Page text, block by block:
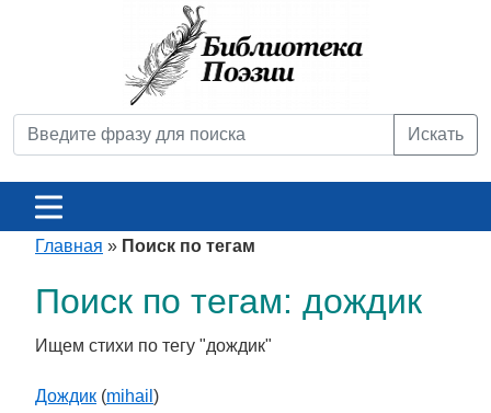
Искать
Главная » Поиск по тегам
Поиск по тегам: дождик
Ищем стихи по тегу "дождик"
Дождик (mihail )